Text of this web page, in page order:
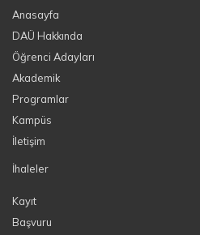
Anasayfa
DAÜ Hakkında
Öğrenci Adayları
Akademik
Programlar
Kampüs
İletişim
İhaleler
Kayıt
Başvuru